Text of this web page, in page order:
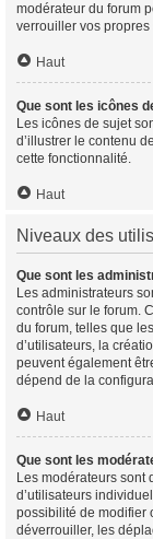
modérateur du forum
verrouiller vos
Haut
Que sont les icônes
Les icônes de sujet
d’illustrer le contenu
cette fonctionnalité.
Haut
Niveaux des
Que sont les
Les administrateurs
contrôle sur le forum.
du forum, telles que
d’utilisateurs, la
peuvent également
dépend de la
Haut
Que sont les
Les modérateurs sont
d’utilisateurs
possibilité de modifier
déverrouiller, les